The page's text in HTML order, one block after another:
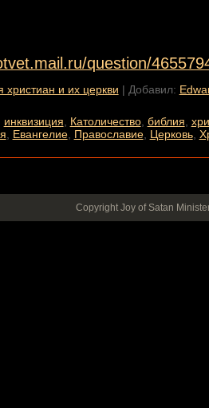
question/
христиан и их церкви | Добавил:
инквизиция, Католичество, библия,
, Евангелие, Православие, Церковь,
Copyright Joy of Satan